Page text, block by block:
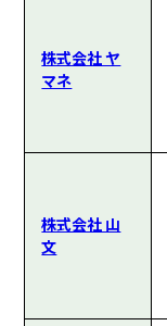
株式会社 ヤ
マネ
株式会社 山
文